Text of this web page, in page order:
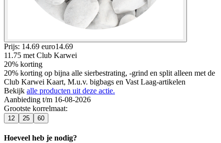
Prijs: 14.69 euro14.69
11.75 met Club Karwei
20% korting
20% korting op bijna alle sierbestrating, -grind en split alleen met de
Club Karwei Kaart, M.u.v. bigbags en Vast Laag-artikelen
Bekijk alle producten uit deze actie.
Aanbieding t/m 16-08-2026
Grootste korrelmaat:
12 25 60
Hoeveel heb je nodig?